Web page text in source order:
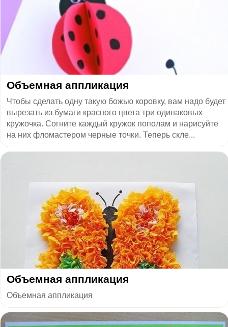
Объемная аппликация
Чтобы сделать одну такую божью коровку, вам надо будет
вырезать из бумаги красного цвета три одинаковых
кружочка. Согните каждый кружок пополам и нарисуйте
на них фломастером черные точки. Теперь скле...
Объемная аппликация
Объемная аппликация